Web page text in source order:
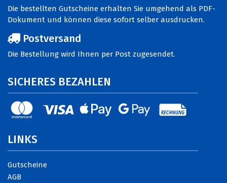
Die bestellten Gutscheine erhalten Sie umgehend als PDF-
Dokument und können diese sofort selber ausdrucken.
Postversand
Die Bestellung wird Ihnen per Post zugesendet.
SICHERES BEZAHLEN
LINKS
Gutscheine
AGB